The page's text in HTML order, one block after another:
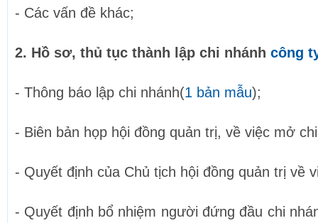
- Các vấn đề khác;
2. Hồ sơ, thủ tục thành lập chi nhánh công
- Thông báo lập chi nhánh(1 bản mẫu);
- Biên bản họp hội đồng quản trị, về việc mở
- Quyết định của Chủ tịch hội đồng quản trị về
- Quyết định bổ nhiệm người đứng đầu chi